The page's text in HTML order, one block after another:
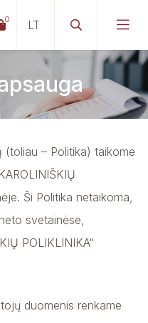
0
(toliau – Politika) taikome
Ši Politika netaikoma,
svetainėse,
POLIKLINIKA“
duomenis renkame